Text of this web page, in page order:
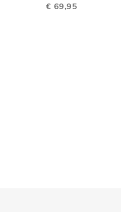
€ 69,95